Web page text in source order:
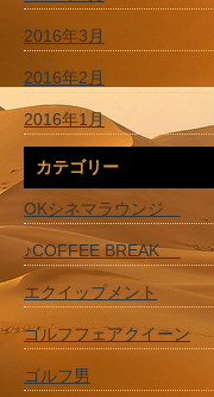
2016年3月
2016年2月
2016年1月
カテゴリー
OKシネマラウンジ
♪COFFEE BREAK
エクイップメント
ゴルフフェアクイーン
ゴルフ男